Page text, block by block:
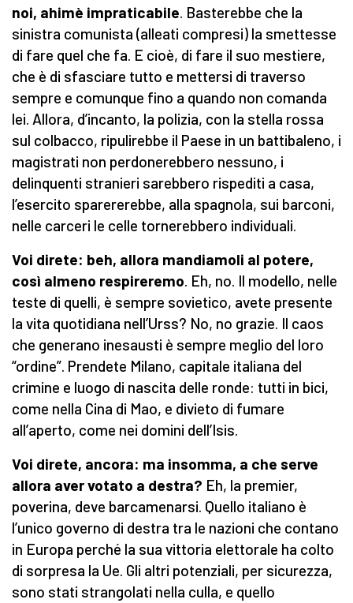
noi, ahimè impraticabile. Basterebbe che la
sinistra comunista (alleati compresi) la smettesse
di fare quel che fa. E cioè, di fare il suo mestiere,
che è di sfasciare tutto e mettersi di traverso
sempre e comunque fino a quando non comanda
lei. Allora, d’incanto, la polizia, con la stella rossa
sul colbacco, ripulirebbe il Paese in un battibaleno, i
magistrati non perdonerebbero nessuno, i
delinquenti stranieri sarebbero rispediti a casa,
l’esercito sparererebbe, alla spagnola, sui barconi,
nelle carceri le celle tornerebbero individuali.
Voi direte: beh, allora mandiamoli al potere,
così almeno respireremo. Eh, no. Il modello, nelle
teste di quelli, è sempre sovietico, avete presente
la vita quotidiana nell’Urss? No, no grazie. Il caos
che generano inesausti è sempre meglio del loro
“ordine”. Prendete Milano, capitale italiana del
crimine e luogo di nascita delle ronde: tutti in bici,
come nella Cina di Mao, e divieto di fumare
all’aperto, come nei domini dell’Isis.
Voi direte, ancora: ma insomma, a che serve
allora aver votato a destra? Eh, la premier,
poverina, deve barcamenarsi. Quello italiano è
l’unico governo di destra tra le nazioni che contano
in Europa perché la sua vittoria elettorale ha colto
di sorpresa la Ue. Gli altri potenziali, per sicurezza,
sono stati strangolati nella culla, e quello